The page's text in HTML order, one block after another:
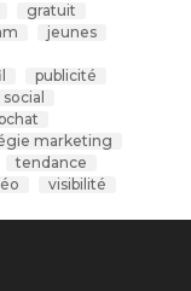
gratuit
jeunes
publicité
marketing
tendance
visibilité